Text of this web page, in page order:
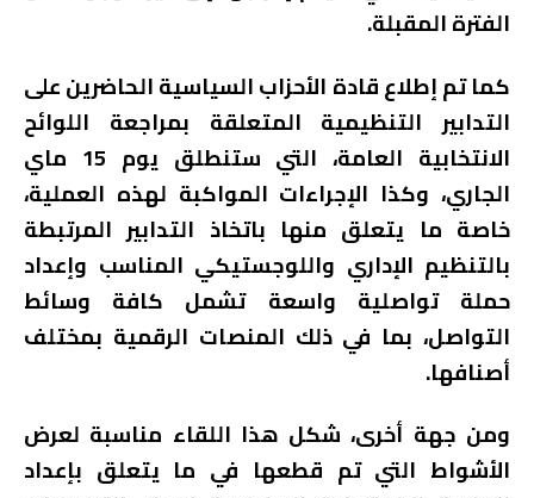
الفترة المقبلة.
كما تم إطلاع قادة الأحزاب السياسية الحاضرين على
التدابير التنظيمية المتعلقة بمراجعة اللوائح
الانتخابية العامة، التي ستنطلق يوم 15 ماي
الجاري، وكذا الإجراءات المواكبة لهذه العملية،
خاصة ما يتعلق منها باتخاذ التدابير المرتبطة
بالتنظيم الإداري واللوجستيكي المناسب وإعداد
حملة تواصلية واسعة تشمل كافة وسائط
التواصل، بما في ذلك المنصات الرقمية بمختلف
أصنافها.
ومن جهة أخرى، شكل هذا اللقاء مناسبة لعرض
الأشواط التي تم قطعها في ما يتعلق بإعداد